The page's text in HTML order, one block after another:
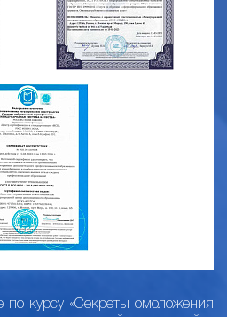
по курсу «Секреты омоложения